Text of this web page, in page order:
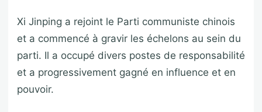
Xi Jinping a rejoint le Parti communiste chinois
et a commencé à gravir les échelons au sein du
parti. Il a occupé divers postes de responsabilité
et a progressivement gagné en influence et en
pouvoir.